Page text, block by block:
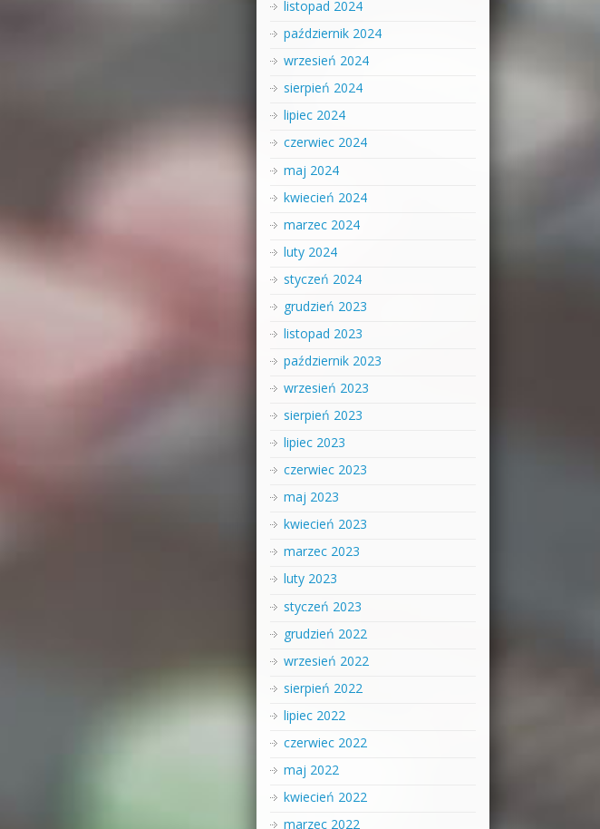
listopad 2024
październik 2024
wrzesień 2024
sierpień 2024
lipiec 2024
czerwiec 2024
maj 2024
kwiecień 2024
marzec 2024
luty 2024
styczeń 2024
grudzień 2023
listopad 2023
październik 2023
wrzesień 2023
sierpień 2023
lipiec 2023
czerwiec 2023
maj 2023
kwiecień 2023
marzec 2023
luty 2023
styczeń 2023
grudzień 2022
wrzesień 2022
sierpień 2022
lipiec 2022
czerwiec 2022
maj 2022
kwiecień 2022
marzec 2022